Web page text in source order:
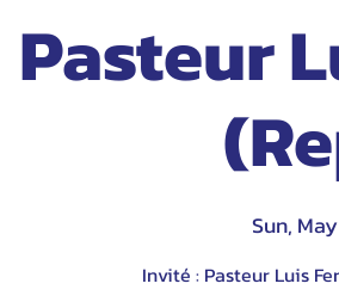
Pasteur
Sun,
Invité : Pasteur Luis